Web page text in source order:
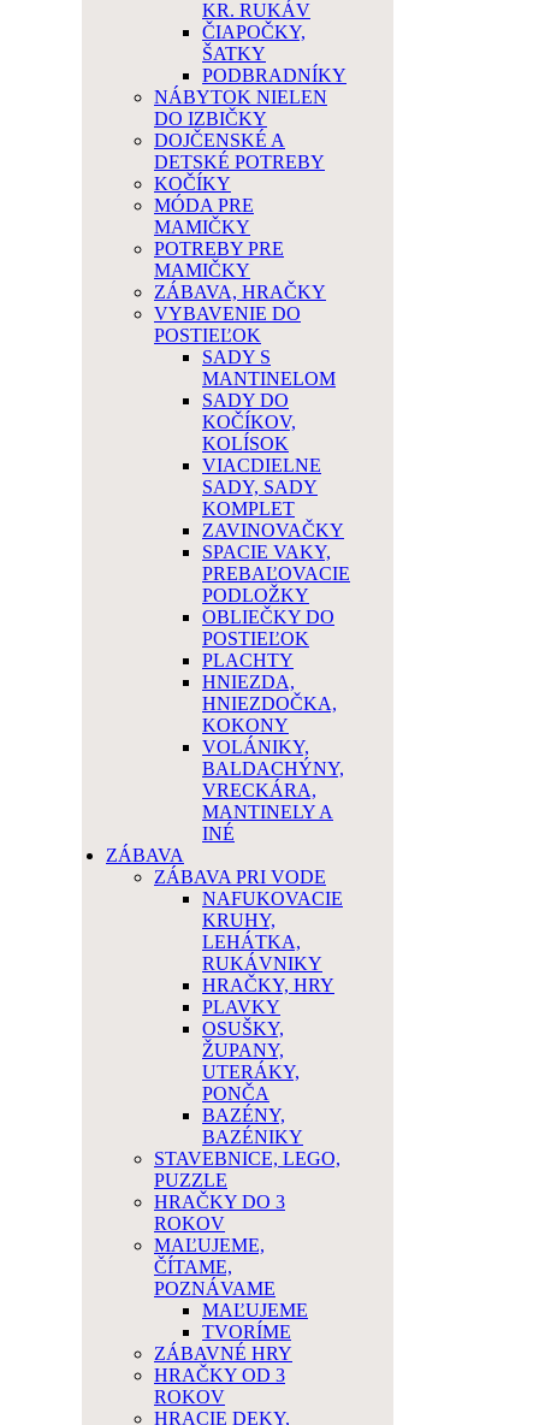
KR. RUKÁV
ČIAPOČKY,
ŠATKY
PODBRADNÍKY
NÁBYTOK NIELEN
DO IZBIČKY
DOJČENSKÉ A
DETSKÉ POTREBY
KOČÍKY
MÓDA PRE
MAMIČKY
POTREBY PRE
MAMIČKY
ZÁBAVA, HRAČKY
VYBAVENIE DO
POSTIEĽOK
SADY S
MANTINELOM
SADY DO
KOČÍKOV,
KOLÍSOK
VIACDIELNE
SADY, SADY
KOMPLET
ZAVINOVAČKY
SPACIE VAKY,
PREBAĽOVACIE
PODLOŽKY
OBLIEČKY DO
POSTIEĽOK
PLACHTY
HNIEZDA,
HNIEZDOČKA,
KOKONY
VOLÁNIKY,
BALDACHÝNY,
VRECKÁRA,
MANTINELY A
INÉ
ZÁBAVA
ZÁBAVA PRI VODE
NAFUKOVACIE
KRUHY,
LEHÁTKA,
RUKÁVNIKY
HRAČKY, HRY
PLAVKY
OSUŠKY,
ŽUPANY,
UTERÁKY,
PONČA
BAZÉNY,
BAZÉNIKY
STAVEBNICE, LEGO,
PUZZLE
HRAČKY DO 3
ROKOV
MAĽUJEME,
ČÍTAME,
POZNÁVAME
MAĽUJEME
TVORÍME
ZÁBAVNÉ HRY
HRAČKY OD 3
ROKOV
HRACIE DEKY,